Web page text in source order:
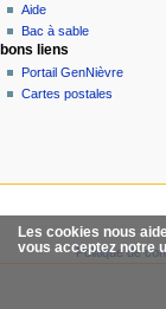
Les cookies nous
vous acceptez notre
Aide
Bac à sable
bons liens
Portail GenNièvre
Cartes postales
Politique de